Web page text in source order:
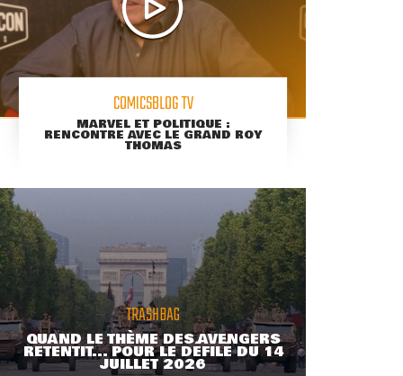
COMICSBLOG TV
MARVEL ET POLITIQUE :
RENCONTRE AVEC LE GRAND ROY
THOMAS
TRASHBAG
QUAND LE THÈME DES AVENGERS
RETENTIT... POUR LE DÉFILÉ DU 14
JUILLET 2026